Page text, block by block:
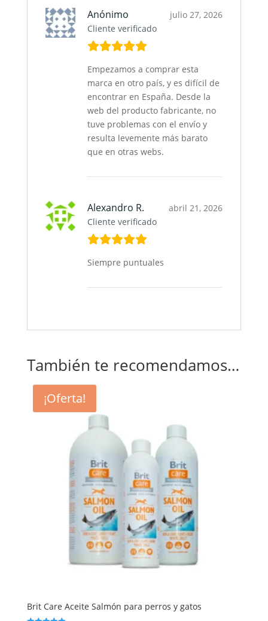
Anónimo
Cliente verificado
julio 27, 2026
Empezamos a comprar esta
marca en otro país, y es difícil de
encontrar en España. Desde la
web del producto fabricante, no
tuve problemas con el envío y
resulta levemente más barato
que en otras webs.
Alexandro R.
Cliente verificado
abril 21, 2026
Siempre puntuales
También te recomendamos…
¡Oferta!
Brit Care Aceite Salmón para perros y gatos